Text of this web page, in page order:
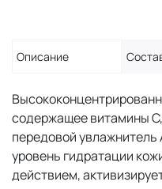
Описание
содержащее витамины С,
передовой
уровень гидратации
действием,